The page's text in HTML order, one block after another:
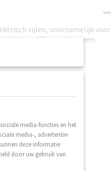
vijlen, voornamelijk voor
te korten. Vijlen creëert een
media-functies en het
media-, advertentie-
deze informatie
door uw gebruik van